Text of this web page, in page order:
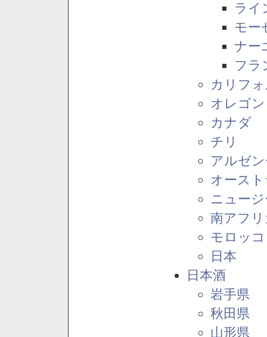
ライ
モー
ナー
フラ
カリフ
オレゴ
カナダ
チリ
アルゼ
オース
ニュー
南アフ
モロッコ
日本
日本酒
岩手県
秋田県
山形県